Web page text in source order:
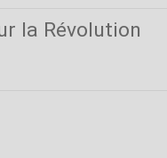
la Révolution